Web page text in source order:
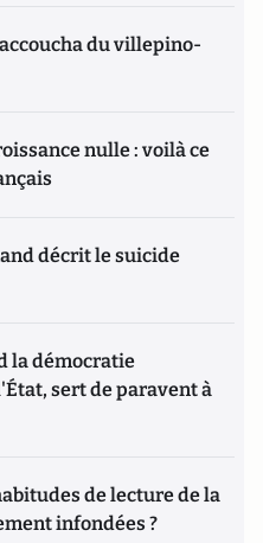
du villepino-
nulle : voilà ce
décrit le suicide
la démocratie
sert de paravent à
de lecture de la
infondées ?